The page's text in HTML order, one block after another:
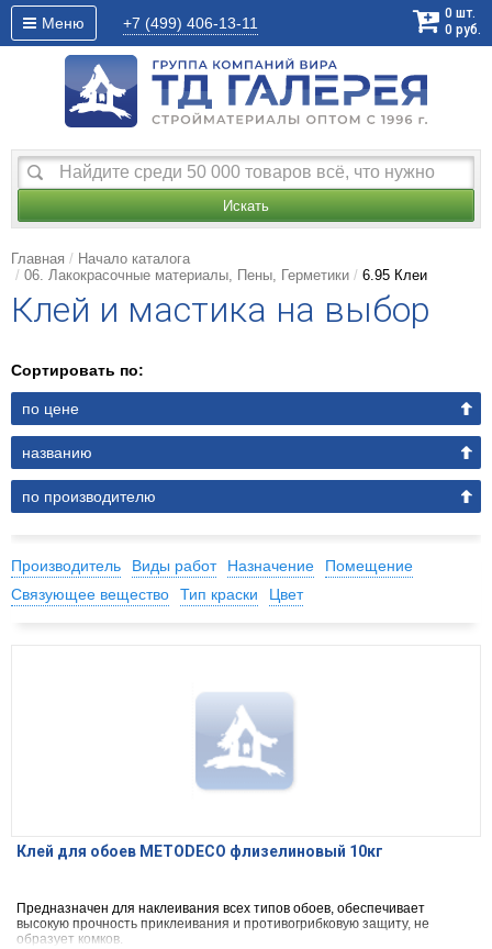
Меню +7 (499) 406-13-11
0 шт.
0 руб.
Искать
Главная
Начало каталога
06. Лакокрасочные материалы, Пены, Герметики
6.95 Клеи
Клей и мастика на выбор
Сортировать по:
по цене
названию
по производителю
Производитель Виды работ Назначение
Помещение
Связующее вещество
Тип краски Цвет
Клей для обоев METODECO флизелиновый 10кг
Предназначен для наклеивания всех типов обоев, обеспечивает
высокую прочность приклеивания и противогрибковую защиту, не
образует комков.